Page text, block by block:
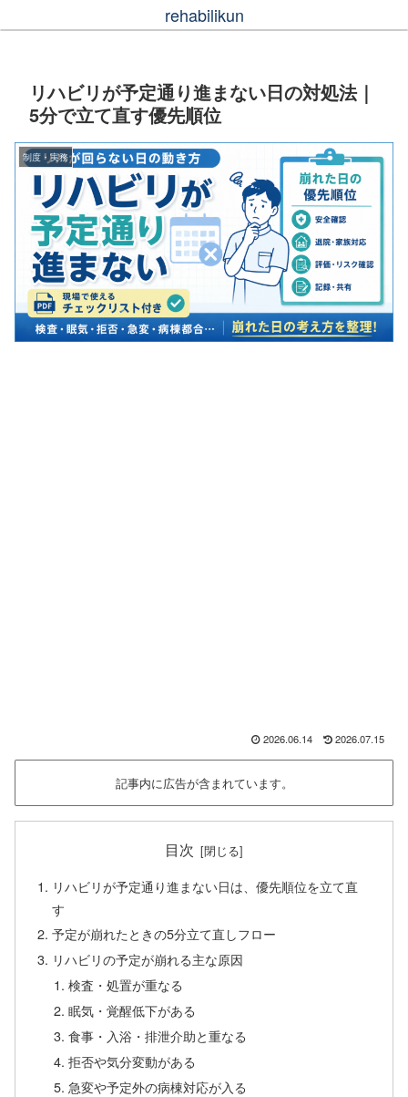
rehabilikun
リハビリが予定通り進まない日の対処法｜
5分で立て直す優先順位
制度・実務
2026.06.14 2026.07.15
記事内に広告が含まれています。
目次
リハビリが予定通り進まない日は、優先順位を立て直
す
予定が崩れたときの5分立て直しフロー
リハビリの予定が崩れる主な原因
検査・処置が重なる
眠気・覚醒低下がある
食事・入浴・排泄介助と重なる
拒否や気分変動がある
急変や予定外の病棟対応が入る